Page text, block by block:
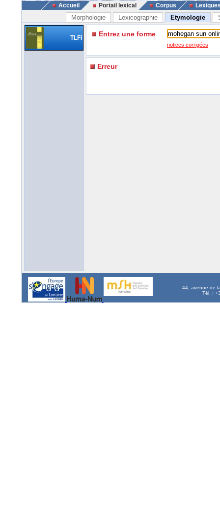
Accueil Portail lexical Corpus
Morphologie Lexicographie Etymologie
TLFi Entrez une forme
notices corrigées
Erreur
44, avenue de
Tél. :